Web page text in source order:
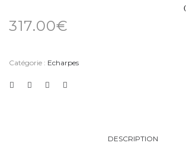
317.00€
Catégorie : Echarpes
DESCRIPTION